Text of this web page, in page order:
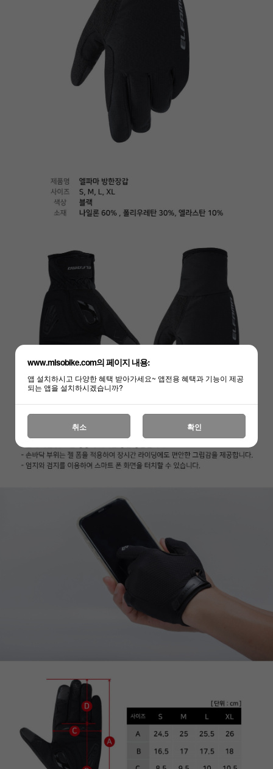
www.misobike.com의 페이지 내용:
앱 설치하시고 다양한 혜택 받아가세요~ 앱전용 혜택과 기능이 제공
되는 앱을 설치하시겠습니까?
취소 확인